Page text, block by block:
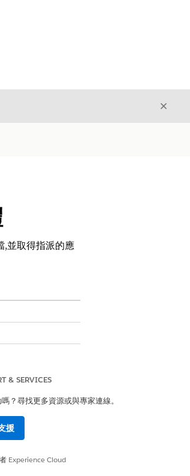
結束
,並取得指派的應
& SERVICES
？尋找更多資源或與專家連線。
援
Experience Cloud